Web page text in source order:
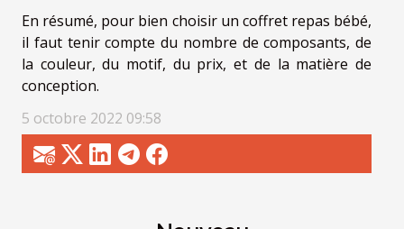
En résumé, pour bien choisir un coffret repas bébé,
il faut tenir compte du nombre de composants, de
la couleur, du motif, du prix, et de la matière de
conception.
5 octobre 2022 09:58